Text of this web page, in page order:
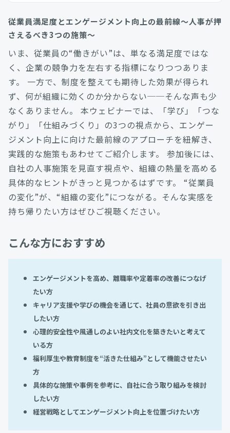
従業員満足度とエンゲージメント向上の最前線〜人事が押
さえるべき3つの施策〜
いま、従業員の“働きがい”は、単なる満足度ではな
く、企業の競争力を左右する指標になりつつありま
す。 一方で、制度を整えても期待した効果が得られ
ず、何が組織に効くのか分からない──そんな声も少
なくありません。 本ウェビナーでは、「学び」「つな
がり」「仕組みづくり」の3つの視点から、エンゲー
ジメント向上に向けた最前線のアプローチを紐解き、
実践的な施策もあわせてご紹介します。 参加後には、
自社の人事施策を見直す視点や、組織の熱量を高める
具体的なヒントがきっと見つかるはずです。 “従業員
の変化”が、“組織の変化”につながる。そんな実感を
持ち帰りたい方はぜひご視聴ください。
こんな方におすすめ
エンゲージメントを高め、離職率や定着率の改善につなげ
たい方
キャリア支援や学びの機会を通じて、社員の意欲を引き出
したい方
心理的安全性や風通しのよい社内文化を築きたいと考えて
いる方
福利厚生や教育制度を“活きた仕組み”として機能させたい
方
具体的な施策や事例を参考に、自社に合う取り組みを検討
したい方
経営戦略としてエンゲージメント向上を位置づけたい方